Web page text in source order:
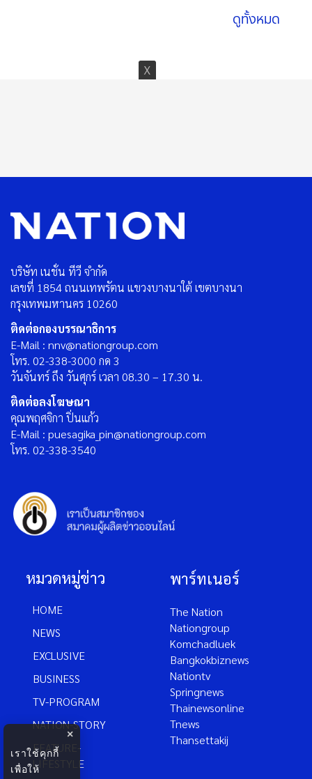
ดูทั้งหมด
บริษัท เนชั่น ทีวี จำกัด
เลขที่ 1854 ถนนเทพรัตน แขวงบางนาใต้ เขตบางนา
กรุงเทพมหานคร 10260
ติดต่อกองบรรณาธิการ
E-Mail : nnv@nationgroup.com
โทร. 02-338-3000 กด 3
วันจันทร์ ถึง วันศุกร์ เวลา 08.30 – 17.30 น.
ติดต่อลงโฆษณา
คุณพฤศจิกา ปิ่นแก้ว
E-Mail : puesagika_pin@nationgroup.com
โทร. 02-338-3540
หมวดหมู่ข่าว
HOME
NEWS
EXCLUSIVE
BUSINESS
TV-PROGRAM
NATION-STORY
FEATURE-
LIFESTYLE
พาร์ทเนอร์
The Nation
Nationgroup
Komchadluek
Bangkokbiznews
Nationtv
Springnews
Thainewsonline
Tnews
Thansettakij
×
เราใช้คุกกี้
เพื่อให้